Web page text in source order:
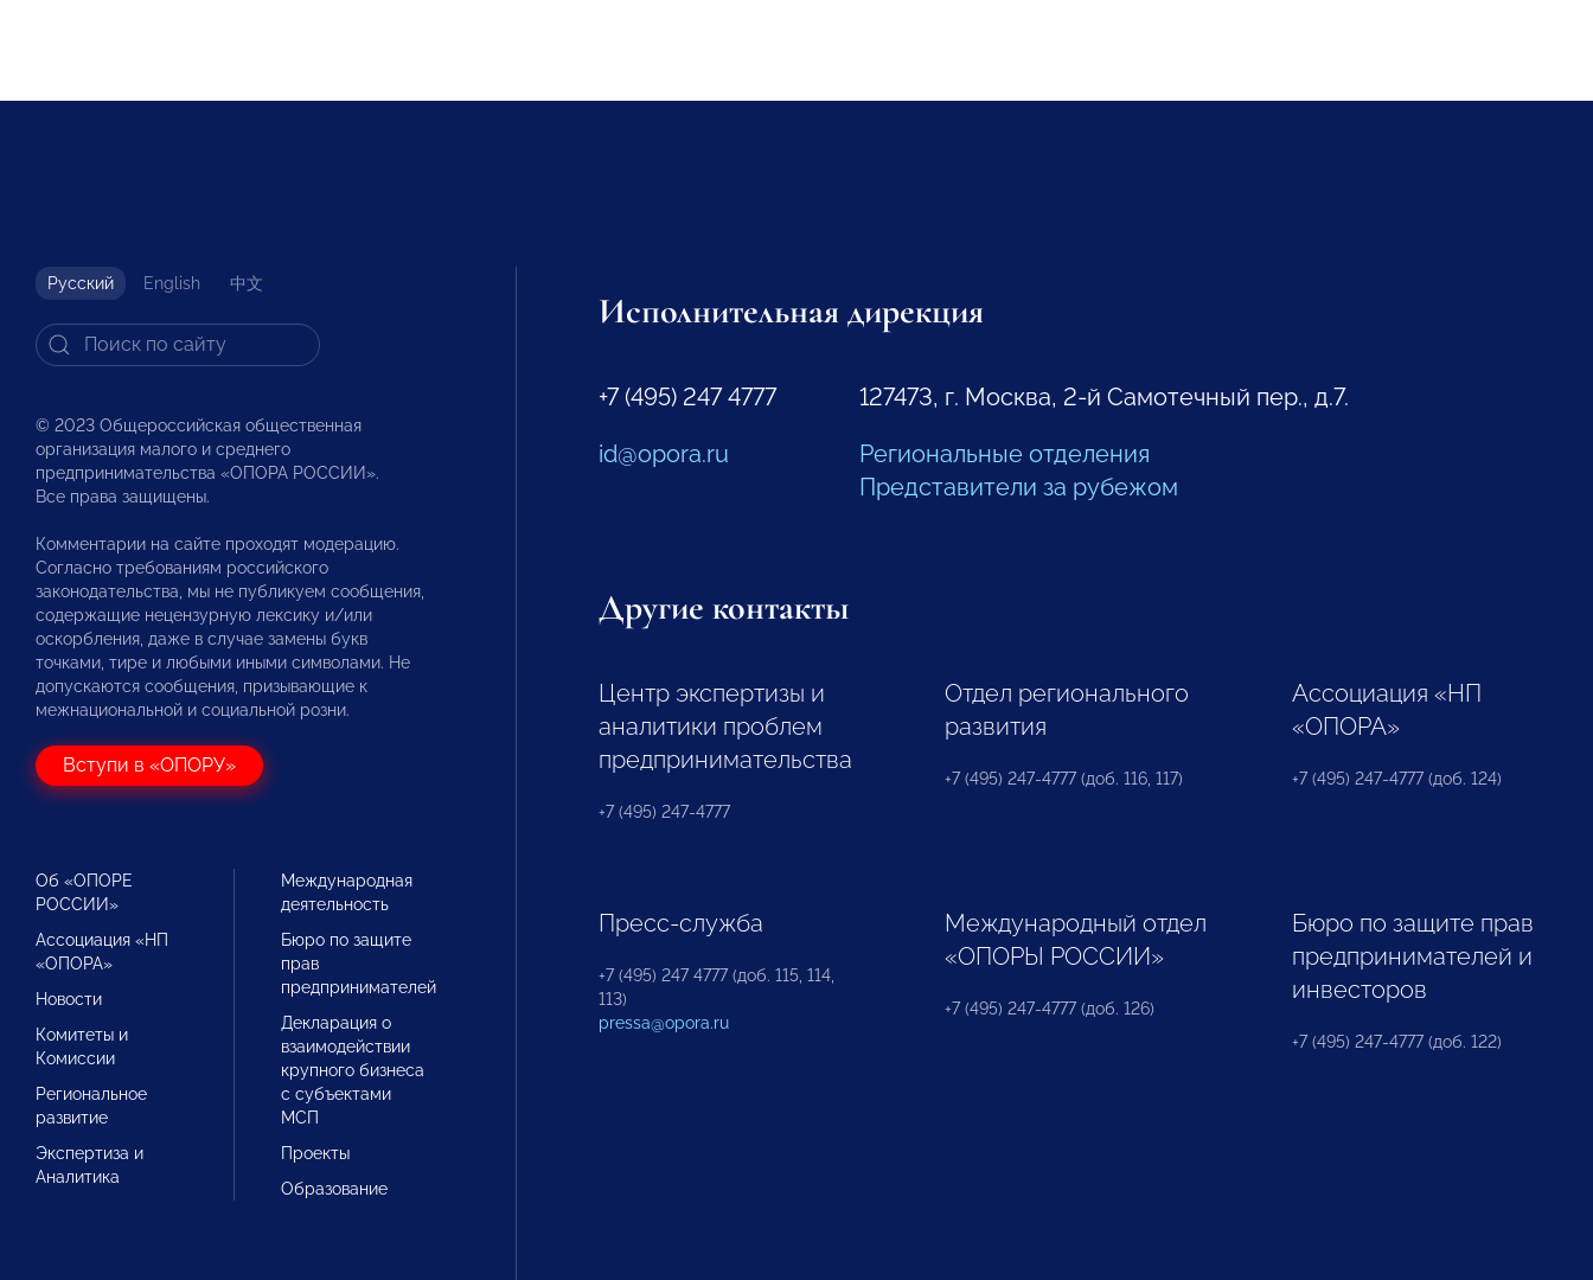
Русский English 中文
© 2023 Общероссийская общественная
организация малого и среднего
предпринимательства «ОПОРА РОССИИ».
Все права защищены.
Комментарии на сайте проходят модерацию.
Согласно требованиям российского
законодательства, мы не публикуем сообщения,
содержащие нецензурную лексику и/или
оскорбления, даже в случае замены букв
точками, тире и любыми иными символами. Не
допускаются сообщения, призывающие к
межнациональной и социальной розни.
Вступи в «ОПОРУ»
Об «ОПОРЕ
РОССИИ»
Ассоциация «НП
«ОПОРА»
Новости
Комитеты и
Комиссии
Региональное
развитие
Экспертиза и
Аналитика
Международная
деятельность
Бюро по защите
прав
предпринимателей
Декларация о
взаимодействии
крупного бизнеса
с субъектами
МСП
Проекты
Образование
Исполнительная дирекция
+7 (495) 247 4777
id@opora.ru
127473, г. Москва, 2-й Самотечный пер., д.7.
Региональные отделения
Представители за рубежом
Другие контакты
Центр экспертизы и
аналитики проблем
предпринимательства
+7 (495) 247-4777
Отдел регионального
развития
+7 (495) 247-4777 (доб. 116, 117)
Ассоциация «НП
«ОПОРА»
+7 (495) 247-4777 (доб. 124)
Пресс-служба
+7 (495) 247 4777 (доб. 115, 114,
113)
pressa@opora.ru
Международный отдел
«ОПОРЫ РОССИИ»
+7 (495) 247-4777 (доб. 126)
Бюро по защите прав
предпринимателей и
инвесторов
+7 (495) 247-4777 (доб. 122)